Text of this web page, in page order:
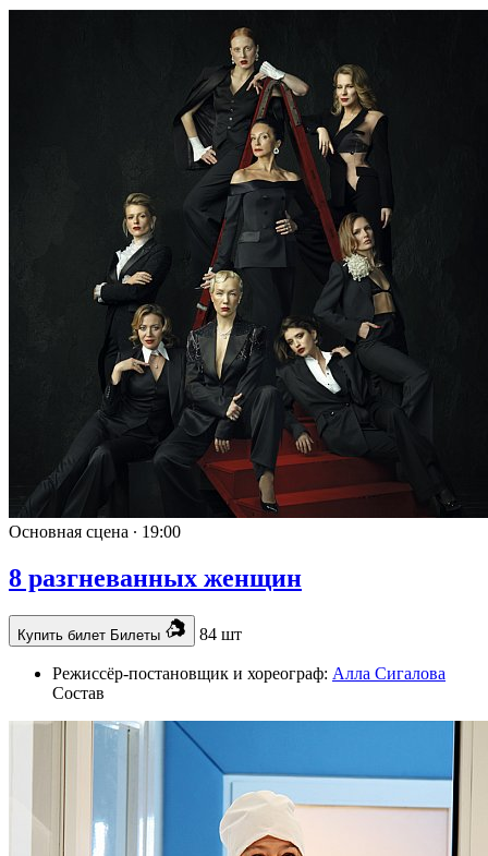
Основная сцена ∙ 19:00
8 разгневанных женщин
Купить билет Билеты 84 шт
Режиссёр-постановщик и хореограф: Алла Сигалова
Состав